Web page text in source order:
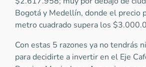
Bogotá y Medellín, donde el precio
metro cuadrado supera los
Con estas 5 razones ya no tendrás
para decidirte a invertir en el Eje